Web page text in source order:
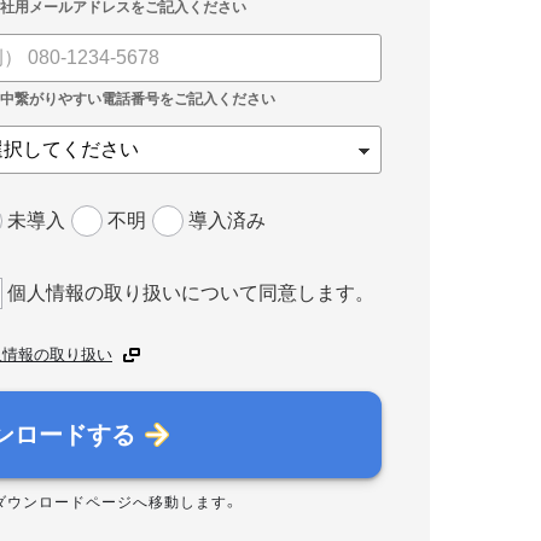
未導入 不明 導入済み
個人情報の取り扱いについて同意します。
報の取り扱い
ロードする
ウンロードページへ移動します。